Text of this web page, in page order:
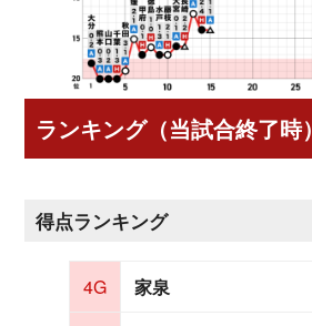
ランキング（当試合終了時）
得点ランキング
4G
家泉